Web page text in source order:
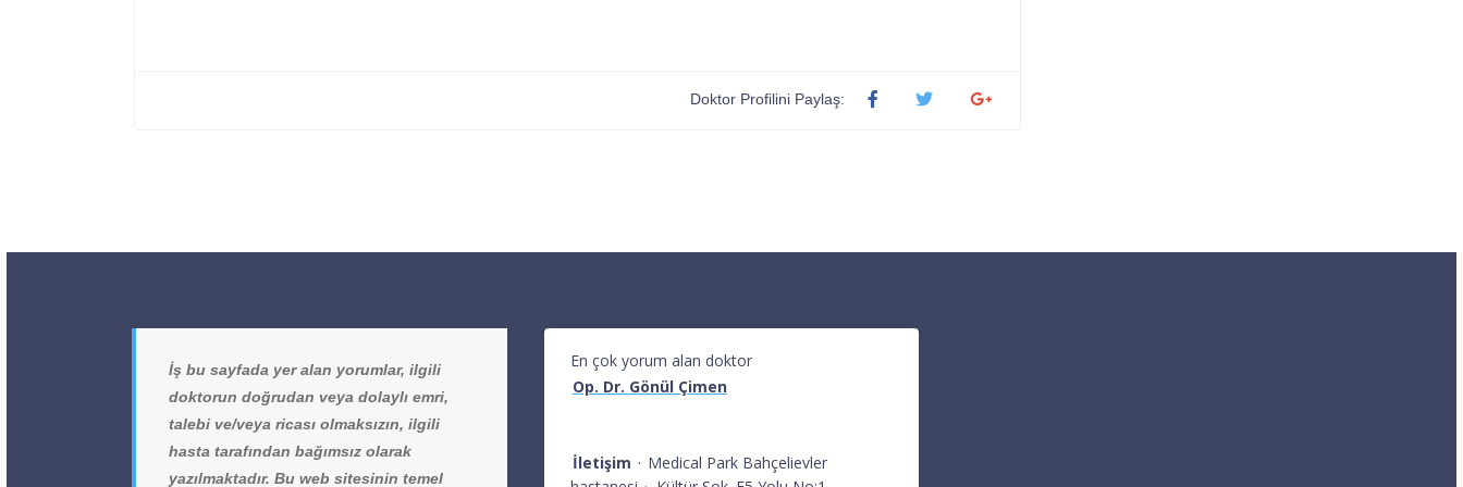
Doktor Profilini Paylaş:
İş bu sayfada yer alan yorumlar, ilgili
doktorun doğrudan veya dolaylı emri,
talebi ve/veya ricası olmaksızın, ilgili
hasta tarafından bağımsız olarak
yazılmaktadır. Bu web sitesinin temel
En çok yorum alan doktor
Op. Dr. Gönül Çimen
İletişim · Medical Park Bahçelievler